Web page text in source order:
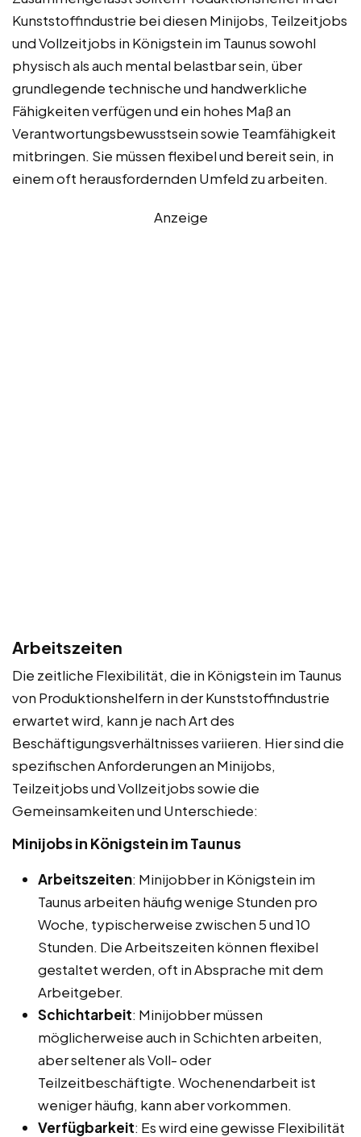
Kunststoffindustrie bei diesen Minijobs, Teilzeitjobs
und Vollzeitjobs in Königstein im Taunus sowohl
physisch als auch mental belastbar sein, über
grundlegende technische und handwerkliche
Fähigkeiten verfügen und ein hohes Maß an
Verantwortungsbewusstsein sowie Teamfähigkeit
mitbringen. Sie müssen flexibel und bereit sein, in
einem oft herausfordernden Umfeld zu arbeiten.
Anzeige
Arbeitszeiten
Die zeitliche Flexibilität, die in Königstein im Taunus
von Produktionshelfern in der Kunststoffindustrie
erwartet wird, kann je nach Art des
Beschäftigungsverhältnisses variieren. Hier sind die
spezifischen Anforderungen an Minijobs,
Teilzeitjobs und Vollzeitjobs sowie die
Gemeinsamkeiten und Unterschiede:
Minijobs in Königstein im Taunus
Arbeitszeiten: Minijobber in Königstein im
Taunus arbeiten häufig wenige Stunden pro
Woche, typischerweise zwischen 5 und 10
Stunden. Die Arbeitszeiten können flexibel
gestaltet werden, oft in Absprache mit dem
Arbeitgeber.
Schichtarbeit: Minijobber müssen
möglicherweise auch in Schichten arbeiten,
aber seltener als Voll- oder
Teilzeitbeschäftigte. Wochenendarbeit ist
weniger häufig, kann aber vorkommen.
Verfügbarkeit: Es wird eine gewisse Flexibilität